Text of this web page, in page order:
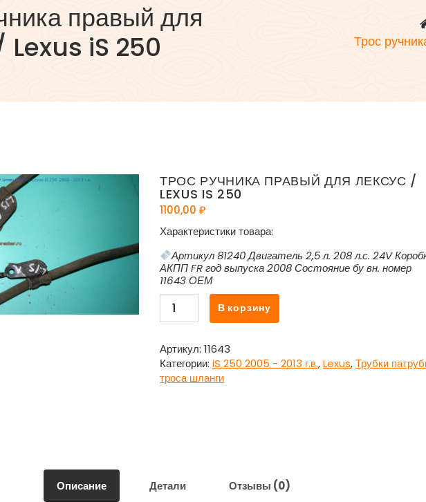
правый для
Lexus iS 250
Трос
ТРОС РУЧНИКА ПРАВЫЙ ДЛЯ ЛЕКСУС /
LEXUS IS 250
1100,00 ₽
Характеристики товара:
Артикул 81240 Двигатель 2,5 л. 208 л.с. 24V
АКПП FR год выпуска 2008 Состояние бу вн. номер
11643 ОЕМ
Количество
товара
ручника
правый
для
Лексус
В корзину
Артикул: 11643
Категории: iS 250 2005 - 2013 г.в.,Lexus,Трубки
троса шланги
Описание Детали Отзывы (0)